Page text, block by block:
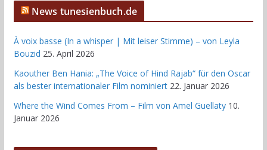
News tunesienbuch.de
À voix basse (In a whisper | Mit leiser Stimme) – von Leyla
Bouzid 25. April 2026
Kaouther Ben Hania: „The Voice of Hind Rajab“ für den Oscar
als bester internationaler Film nominiert 22. Januar 2026
Where the Wind Comes From – Film von Amel Guellaty 10.
Januar 2026